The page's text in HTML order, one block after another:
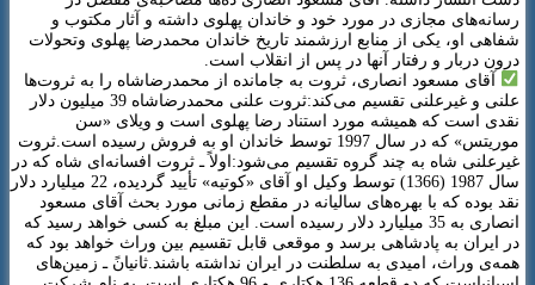
رسانه‌های مجازی در مورد خود و خاندان پهلوی داشته و آثار مکتوب و
شفاهی او، یکی از منابع ارزشمند تاریخ خاندان محمدرضا پهلوی وتحولات
درون دربار و رفتار آنها در پس از انقلاب است.
آقای مسعود انصاری، ثروت به جامانده از محمدرضاشاه را به ثروت‌ها
علنی و غیرعلنی تقسیم می‌کند:ثروت علنی محمدرضاشاه 39 میلیون دلار
نقدی است که همیشه مورد استناد رضا پهلوی است و ویلای «سن
موریتس» که در سال 1997 توسط خاندان او به فروش رسیده است.ثروت
غیرعلنی شاه به چند گروه تقسیم می‌شود:اولاً ـ ثروت افسانه‌ای شاه که در
سال 1987 (1366) توسط وکیل او آقای «کوتیه» تأیید گردیده، 22 میلیارد دلار
نقد بوده که با بهره‌های سالیانه در مقطع زمانی مورد بحث آقای مسعود
انصاری به 35 میلیارد دلار رسیده است. این مبلغ به کسی خواهد رسید که
در ایران به پادشاهی برسد و موقعی قابل تقسیم بین وراث خواهد بود که
همه‌ی وراث، امیدی به سلطنت در ایران نداشته باشند.ثانیانً ـ زمین‌های